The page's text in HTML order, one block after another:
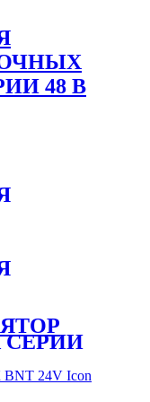
48 В
80 В
36 В
СЕРИИ